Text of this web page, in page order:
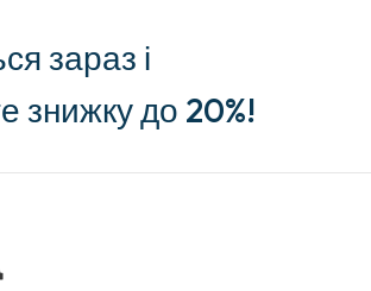
зараз і
знижку до 20%!